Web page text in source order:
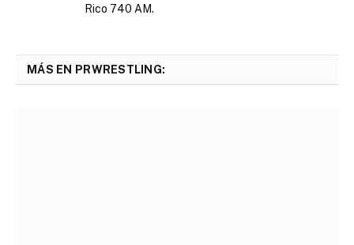
Rico 740 AM.
MÁS EN PRWRESTLING: